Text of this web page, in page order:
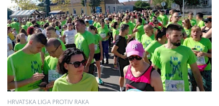
HRVATSKA LIGA PROTIV RAKA